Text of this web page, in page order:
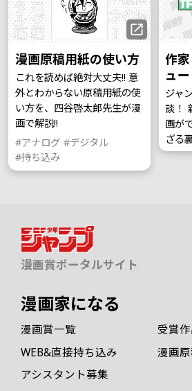
漫画原稿用紙の使い方
これを読めば絶対大丈夫!! 意
外とわからない原稿用紙の使
い方を、四谷啓太郎先生が漫
画で解説!!
#アナログ #デジタル
#持ち込み
作
ュー
ジャ
談！
画が
ざる
漫画賞ポータルサイト
漫画家になる
漫画賞一覧
受賞
WEB&直接持ち込み
漫画
アシスタント募集